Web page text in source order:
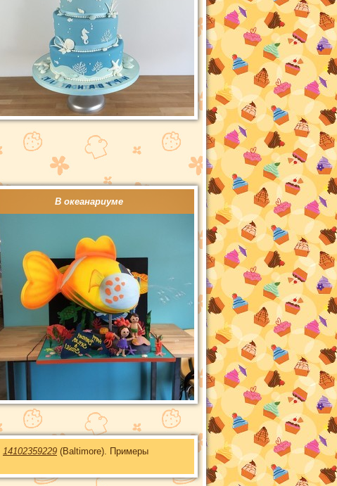
В океанариуме
14102359229 (Baltimore). Примеры